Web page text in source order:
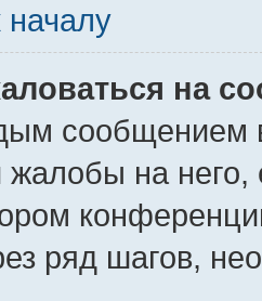
началу
на
сообщением
жалобы на
ряд шагов,